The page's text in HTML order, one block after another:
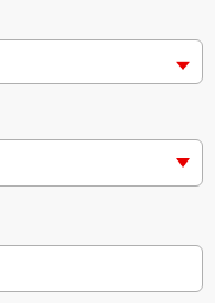
-Version2.
版>
タケル
版>
タケル
ル
カゼタケル
ver.版>